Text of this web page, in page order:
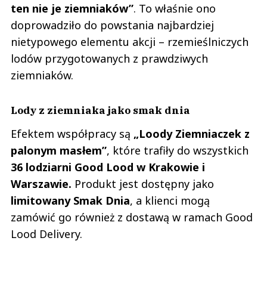
ten nie je ziemniaków”. To właśnie ono
doprowadziło do powstania najbardziej
nietypowego elementu akcji – rzemieślniczych
lodów przygotowanych z prawdziwych
ziemniaków.
Lody z ziemniaka jako smak dnia
Efektem współpracy są „Loody Ziemniaczek z
palonym masłem”, które trafiły do wszystkich
36 lodziarni Good Lood w Krakowie i
Warszawie. Produkt jest dostępny jako
limitowany Smak Dnia, a klienci mogą
zamówić go również z dostawą w ramach Good
Lood Delivery.